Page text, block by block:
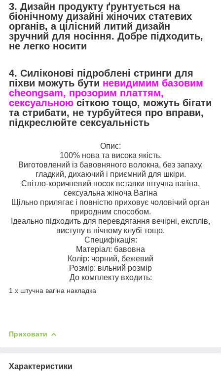
3. Дизайн продукту ґрунтується на
біонічному дизайні жіночих статевих
органів, а цілісний литий дизайн
зручний для носіння. Добре підходить,
не легко носити
4. Силіконові підроблені стринги для
піхви можуть бути невидимим базовим
cheongsam, прозорим платтям,
сексуальною сіткою тощо, можуть бігати
та стрибати, не турбуйтеся про вправи,
підкреслюйте сексуальність
Опис:
100% нова та висока якість.
Виготовлений із бавовняного волокна, без запаху,
гладкий, дихаючий і приємний для шкіри.
Світло-коричневий носок вставки штучна вагіна,
сексуальна жіноча Вагіна
Щільно прилягає і повністю приховує чоловічий орган
природним способом.
Ідеально підходить для перевдягання вечірні, експлів,
виступу в нічному клубі тощо.
Специфікація:
Матеріал: бавовна
Колір: чорний, бежевий
Розмір: вільний розмір
До комплекту входить:
1 х штучна вагіна накладка
Приховати
Характеристики